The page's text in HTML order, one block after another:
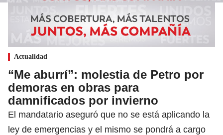
Actualidad
“Me aburrí”: molestia de Petro por
demoras en obras para
damnificados por invierno
El mandatario aseguró que no se está aplicando la
ley de emergencias y el mismo se pondrá a cargo